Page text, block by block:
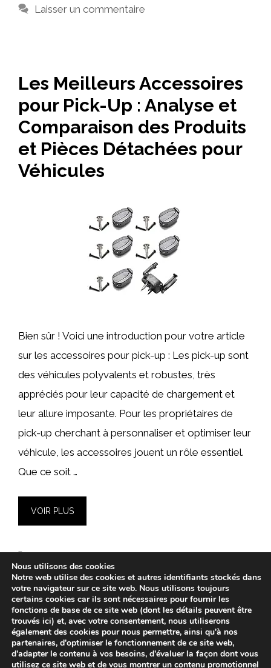
Laisser un commentaire
Les Meilleurs Accessoires
pour Pick-Up : Analyse et
Comparaison des Produits
et Pièces Détachées pour
Véhicules
Bien sûr ! Voici une introduction pour votre article
sur les accessoires pour pick-up : Les pick-up sont
des véhicules polyvalents et robustes, très
appréciés pour leur capacité de chargement et
leur allure imposante. Pour les propriétaires de
pick-up cherchant à personnaliser et optimiser leur
véhicule, les accessoires jouent un rôle essentiel.
Que ce soit …
VOIR PLUS
Catégories
Accessoires
Laisser un commentaire
Page
1 Page
2 … Page
687 →suivant
Nous utilisons des cookies
Notre web utilise des cookies et autres identifiants stockés dans
votre navigateur sur ce site web. Nous utilisons toujours
certains cookies car ils sont nécessaires pour fournir les
fonctions de base de ce site web (dont les détails peuvent être
trouvés ici) et, avec votre consentement, nous utiliserons
également des cookies pour nous permettre, ainsi qu'à nos
partenaires, d'optimiser le fonctionnement de ce site web,
d'adapter le contenu à vos besoins, d'évaluer la façon dont vous
utilisez ce site web et de vous montrer un contenu promotionnel